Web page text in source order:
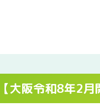
【大阪令和8年2